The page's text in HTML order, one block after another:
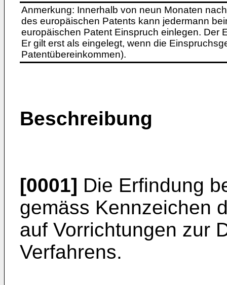
Anmerkung: Innerhalb von neun Monaten
des europäischen Patents kann jedermann
europäischen Patent Einspruch einlegen. Der
Er gilt erst als eingelegt, wenn die
Patentübereinkommen).
Beschreibung
[0001] Die Erfindung
gemäss Kennzeichen
auf Vorrichtungen zur
Verfahrens.